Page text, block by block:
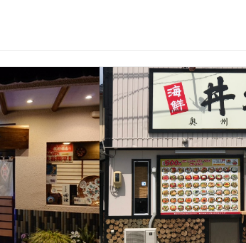
司
寺小路12
～ 14：00
22：
奥州駒
所在地：奥州
営業時間：11
テイクアウト対